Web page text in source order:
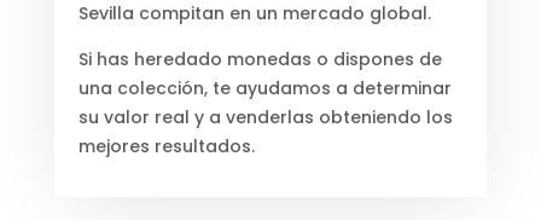
Sevilla compitan en un mercado global.
Si has heredado monedas o dispones de
una colección, te ayudamos a determinar
su valor real y a venderlas obteniendo los
mejores resultados.